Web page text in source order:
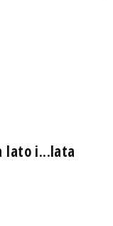
lato i...lata